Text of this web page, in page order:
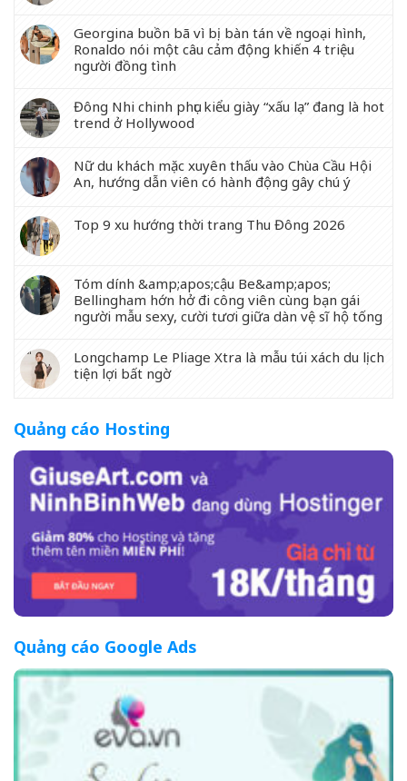
Georgina buồn bã vì bị bàn tán về ngoại hình,
Ronaldo nói một câu cảm động khiến 4 triệu
người đồng tình
Đông Nhi chinh phục kiểu giày “xấu lạ” đang là hot
trend ở Hollywood
Nữ du khách mặc xuyên thấu vào Chùa Cầu Hội
An, hướng dẫn viên có hành động gây chú ý
Top 9 xu hướng thời trang Thu Đông 2026
Tóm dính &amp;apos;cậu Be&amp;apos;
Bellingham hớn hở đi công viên cùng bạn gái
người mẫu sexy, cười tươi giữa dàn vệ sĩ hộ tống
Longchamp Le Pliage Xtra là mẫu túi xách du lịch
tiện lợi bất ngờ
Quảng cáo Hosting
Quảng cáo Google Ads